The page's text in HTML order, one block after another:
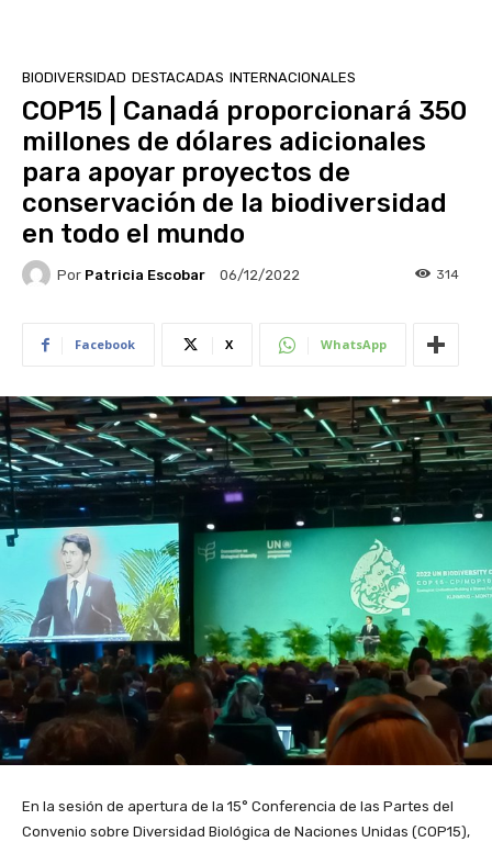
BIODIVERSIDAD DESTACADAS INTERNACIONALES
COP15 | Canadá proporcionará 350
millones de dólares adicionales
para apoyar proyectos de
conservación de la biodiversidad
en todo el mundo
Por Patricia Escobar 06/12/2022 314
Facebook X WhatsApp
En la sesión de apertura de la 15° Conferencia de las Partes del
Convenio sobre Diversidad Biológica de Naciones Unidas (COP15),